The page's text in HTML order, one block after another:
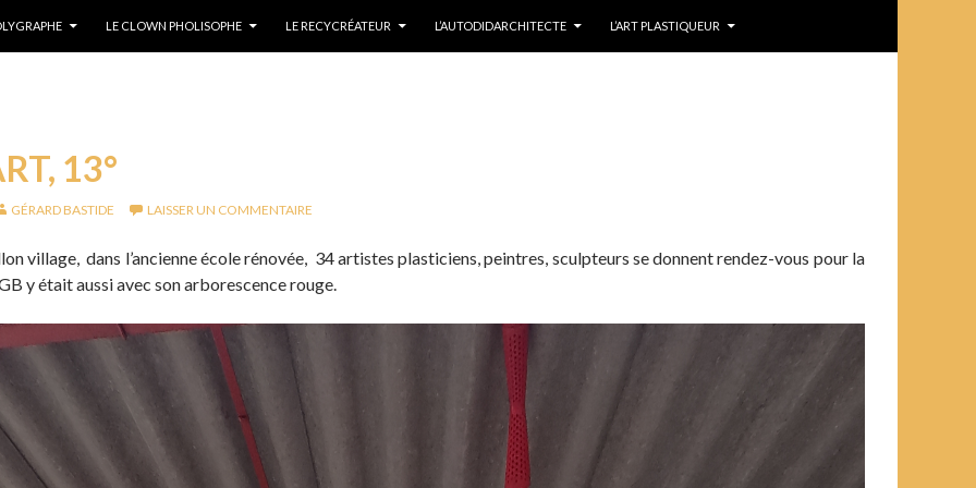
LE CLOWN PHOLISOPHE LE RECYCRÉATEUR L’AUTODIDARCHITECTE L’ART PLASTIQUEUR
13°
GÉRARD BASTIDE LAISSER UN COMMENTAIRE
village, dans l’ancienne école rénovée, 34 artistes plasticiens, peintres, sculpteurs se donnent rendez-vous pour la
y était aussi avec son arborescence rouge.